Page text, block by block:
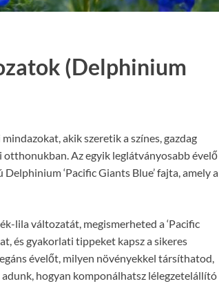
(Delphinium
akik szeretik a színes, gazdag
Az egyik leglátványosabb évelő
‘Pacific Giants Blue’ fajta, amely a
lila változatát, megismerheted a ‘Pacific
és gyakorlati tippeket kapsz a sikeres
évelőt, milyen növényekkel társíthatod,
hogyan komponálhatsz lélegzetelállító